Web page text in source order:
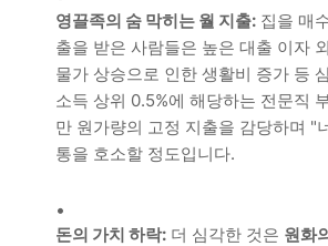
영끌족의 숨 막히는 월 지출: 집을 매
출을 받은 사람들은 높은 대출 이자
물가 상승으로 인한 생활비 증가 등
소득 상위 0.5%에 해당하는 전문직
만 원가량의 고정 지출을 감당하며 "
통을 호소할 정도입니다.
돈의 가치 하락: 더 심각한 것은 원화